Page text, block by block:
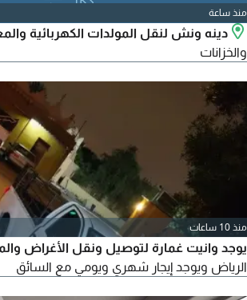
منذ ساعة
دينه ونش لنقل المولدات الكهربائية
والخزانات
منذ 10 ساعات
يوجد وانيت غمارة لتوصيل ونقل الأغراض
الرياض ويوجد إيجار شهري ويومي مع السائق